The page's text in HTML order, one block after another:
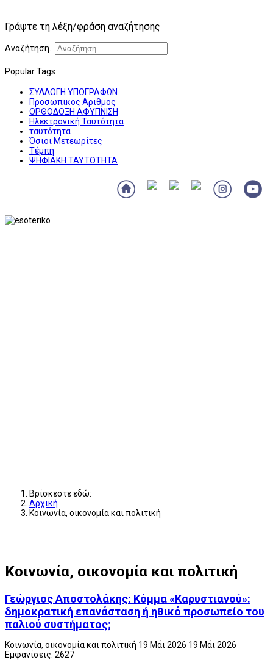
Γράψτε τη λέξη/φράση αναζήτησης
Αναζήτηση...
Popular Tags
ΣΥΛΛΟΓΗ ΥΠΟΓΡΑΦΩΝ
Προσωπικος Αριθμος
ΟΡΘΟΔΟΞΗ ΑΦΥΠΝΙΣΗ
Ηλεκτρονική Ταυτότητα
ταυτότητα
Όσιοι Μετεωρίτες
Τέμπη
ΨΗΦΙΑΚΗ ΤΑΥΤΟΤΗΤΑ
Βρίσκεστε εδώ:
Αρχική
Κοινωνία, οικονομία και πολιτική
Κοινωνία, οικονομία και πολιτική
Γεώργιος Αποστολάκης: Κόμμα «Καρυστιανού»:
δημοκρατική επανάσταση ή ηθικό προσωπείο του
παλιού συστήματος;
Κοινωνία, οικονομία και πολιτική 19 Μάι 2026 19 Μάι 2026
Εμφανίσεις: 2627